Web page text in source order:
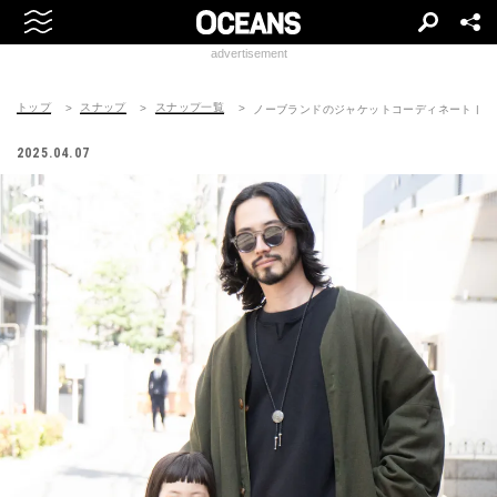
advertisement
トップ スナップ スナップ一覧 ノーブランドのジャケットコーディネート |
2025.04.07